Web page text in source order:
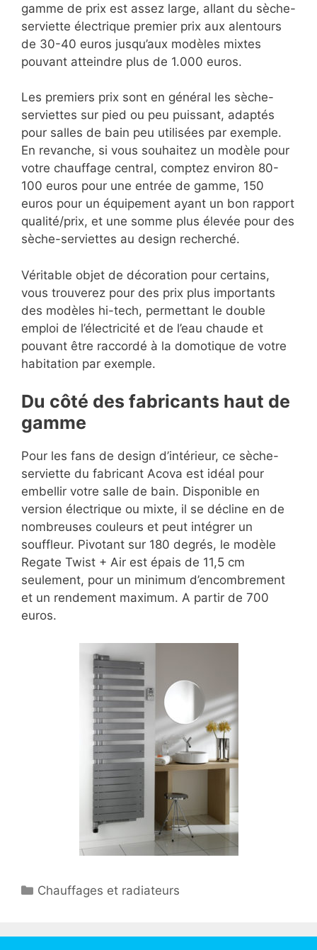
gamme de prix est assez large, allant du sèche-
serviette électrique premier prix aux alentours
de 30-40 euros jusqu’aux modèles mixtes
pouvant atteindre plus de 1.000 euros.
Les premiers prix sont en général les sèche-
serviettes sur pied ou peu puissant, adaptés
pour salles de bain peu utilisées par exemple.
En revanche, si vous souhaitez un modèle pour
votre chauffage central, comptez environ 80-
100 euros pour une entrée de gamme, 150
euros pour un équipement ayant un bon rapport
qualité/prix, et une somme plus élevée pour des
sèche-serviettes au design recherché.
Véritable objet de décoration pour certains,
vous trouverez pour des prix plus importants
des modèles hi-tech, permettant le double
emploi de l’électricité et de l’eau chaude et
pouvant être raccordé à la domotique de votre
habitation par exemple.
Du côté des fabricants haut de
gamme
Pour les fans de design d’intérieur, ce sèche-
serviette du fabricant Acova est idéal pour
embellir votre salle de bain. Disponible en
version électrique ou mixte, il se décline en de
nombreuses couleurs et peut intégrer un
souffleur. Pivotant sur 180 degrés, le modèle
Regate Twist + Air est épais de 11,5 cm
seulement, pour un minimum d’encombrement
et un rendement maximum. A partir de 700
euros.
Catégories
Chauffages et radiateurs